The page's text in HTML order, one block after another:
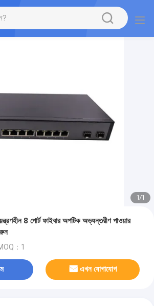
1/1
8 পোর্ট ফাইবার অপটিক অভ্যন্তরীণ পাওয়ার
：1
এখন যোগাযোগ